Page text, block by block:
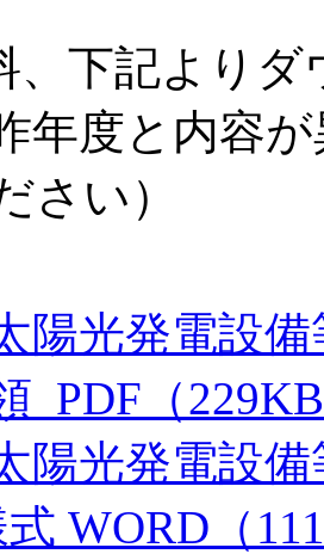
、下記よりダ
年度と内容
さい）
陽光発電設
PDF（
陽光発電設
WORD（